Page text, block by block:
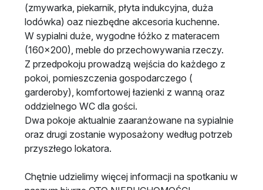
(zmywarka, piekarnik, płyta indukcyjna, duża
lodówka) oaz niezbędne akcesoria kuchenne.
W sypialni duże, wygodne łóżko z materacem
(160x200), meble do przechowywania rzeczy.
Z przedpokoju prowadzą wejścia do każdego z
pokoi, pomieszczenia gospodarczego (
garderoby), komfortowej łazienki z wanną oraz
oddzielnego WC dla gości.
Dwa pokoje aktualnie zaaranżowane na sypialnie
oraz drugi zostanie wyposażony według potrzeb
przyszłego lokatora.
Chętnie udzielimy więcej informacji na spotkaniu w